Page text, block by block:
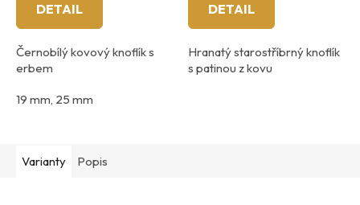
DETAIL
Černobílý kovový knoflík s
erbem
19 mm, 25 mm
DETAIL
Hranatý starostříbrný knoflík
s patinou z kovu
Varianty Popis